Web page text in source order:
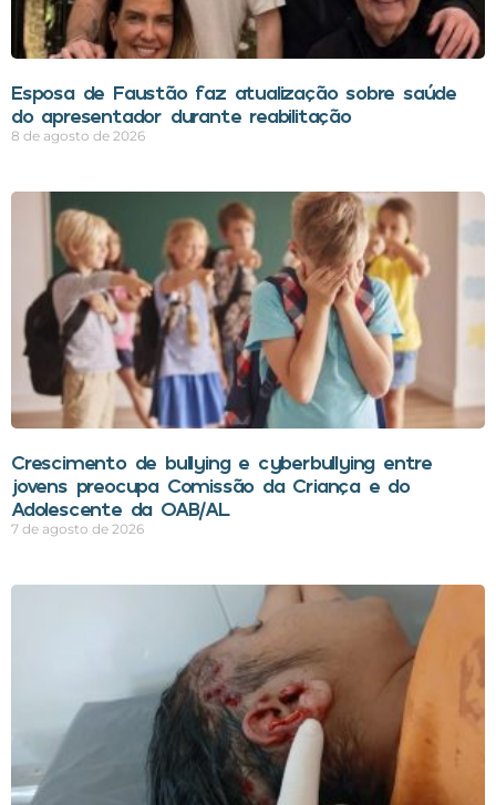
Esposa de Faustão faz atualização sobre saúde
do apresentador durante reabilitação
8 de agosto de 2026
Crescimento de bullying e cyberbullying entre
jovens preocupa Comissão da Criança e do
Adolescente da OAB/AL
7 de agosto de 2026